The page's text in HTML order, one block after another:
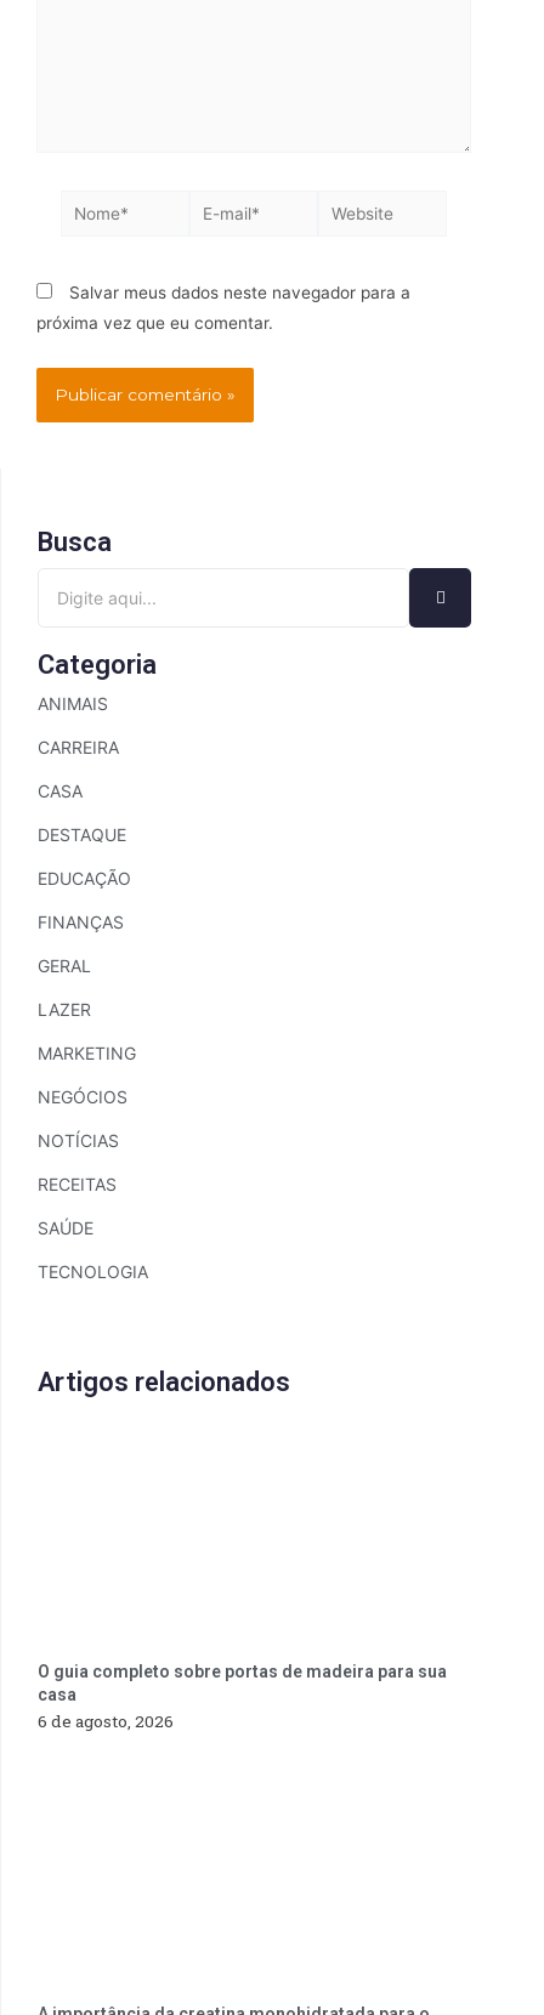
Salvar meus dados neste navegador para a
próxima vez que eu comentar.
Busca
Categoria
ANIMAIS
CARREIRA
CASA
DESTAQUE
EDUCAÇÃO
FINANÇAS
GERAL
LAZER
MARKETING
NEGÓCIOS
NOTÍCIAS
RECEITAS
SAÚDE
TECNOLOGIA
Artigos relacionados
O guia completo sobre portas de madeira para sua
casa
6 de agosto, 2026